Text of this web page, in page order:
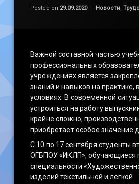
Posted on 29.09.2020
Обновлено на
by
Категории:
Новости,
Важной составной частью
профессиональных
учреждениях является
знаний и навыков на практике,
условиях. В современной
устроиться на работу
крайне сложно,
приобретает особое значение
С 10 по 17 сентября студенты
ОГБПОУ «ИКЛП», обучающиеся
специальности
изделий текстильной и легкой